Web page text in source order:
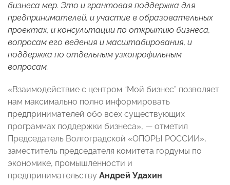
бизнеса мер. Это и грантовая поддержка для
предпринимателей, и участие в образовательных
проектах, и консультации по открытию бизнеса,
вопросам его ведения и масштабирования, и
поддержка по отдельным узкопрофильным
вопросам.
«Взаимодействие с центром “Мой бизнес” позволяет
нам максимально полно информировать
предпринимателей обо всех существующих
программах поддержки бизнеса», — отметил
Председатель Волгоградской «ОПОРЫ РОССИИ»,
заместитель председателя комитета гордумы по
экономике, промышленности и
предпринимательству Андрей Удахин.